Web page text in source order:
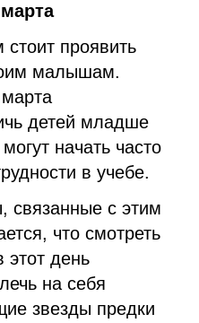
проявить
малышам.
детей младше
начать часто
в учебе.
связанные с этим
что смотреть
день
на себя
звезды предки